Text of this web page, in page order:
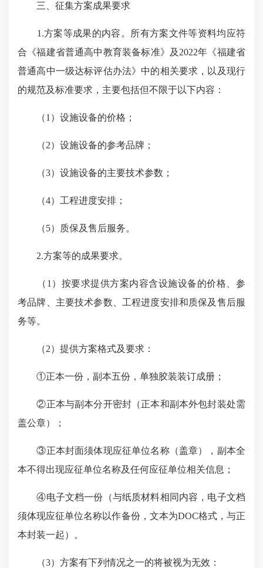
三、征集方案成果要求
1.方案等成果的内容。所有方案文件等资料均应符
合《福建省普通高中教育装备标准》及2022年《福建省
普通高中一级达标评估办法》中的相关要求，以及现行
的规范及标准要求，主要包括但不限于以下内容：
（1）设施设备的价格；
（2）设施设备的参考品牌；
（3）设施设备的主要技术参数；
（4）工程进度安排；
（5）质保及售后服务。
2.方案等的成果要求。
（1）按要求提供方案内容含设施设备的价格、参
考品牌、主要技术参数、工程进度安排和质保及售后服
务等。
（2）提供方案格式及要求：
①正本一份，副本五份，单独胶装装订成册；
②正本与副本分开密封（正本和副本外包封装处需
盖公章）；
③正本封面须体现应征单位名称（盖章），副本全
本不得出现应征单位名称及任何应征单位相关信息；
④电子文档一份（与纸质材料相同内容，电子文档
须体现应征单位名称以作备份，文本为DOC格式，与正
本封装一起）。
（3）方案有下列情况之一的将被视为无效：